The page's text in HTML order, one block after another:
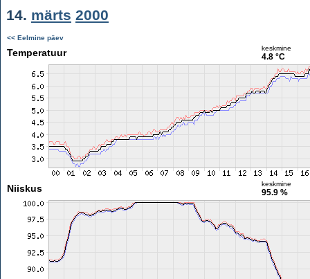
14. märts 2000
<< Eelmine päev
Temperatuur keskmine
4.8 °C
Niiskus keskmine
95.9 %